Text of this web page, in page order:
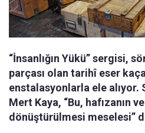
“İnsanlığın Yükü” sergisi,
parçası olan tarihî eser
enstalasyonlarla ele alıyor.
Mert Kaya, “Bu, hafızanın
dönüştürülmesi meselesi”